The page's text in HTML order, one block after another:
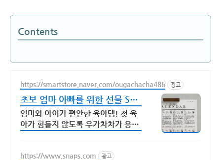
Contents
https://smartstore.naver.com/ougachacha486 광고
초보 엄마 아빠를 위한 선물 SNS
에서 난리난 그 것!
엄마와 아이가 편안한 육아템! 첫 육
아가 힘들지 않도록 우가차차가 응원
https://www.snaps.com 광고